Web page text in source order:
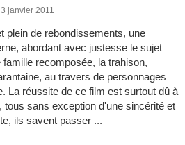
janvier 2011
plein de rebondissements, une
abordant avec justesse le sujet
recomposée, la trahison,
au travers de personnages
La réussite de ce film est surtout dû à
tous sans exception d'une sincérité et
ils savent passer ...